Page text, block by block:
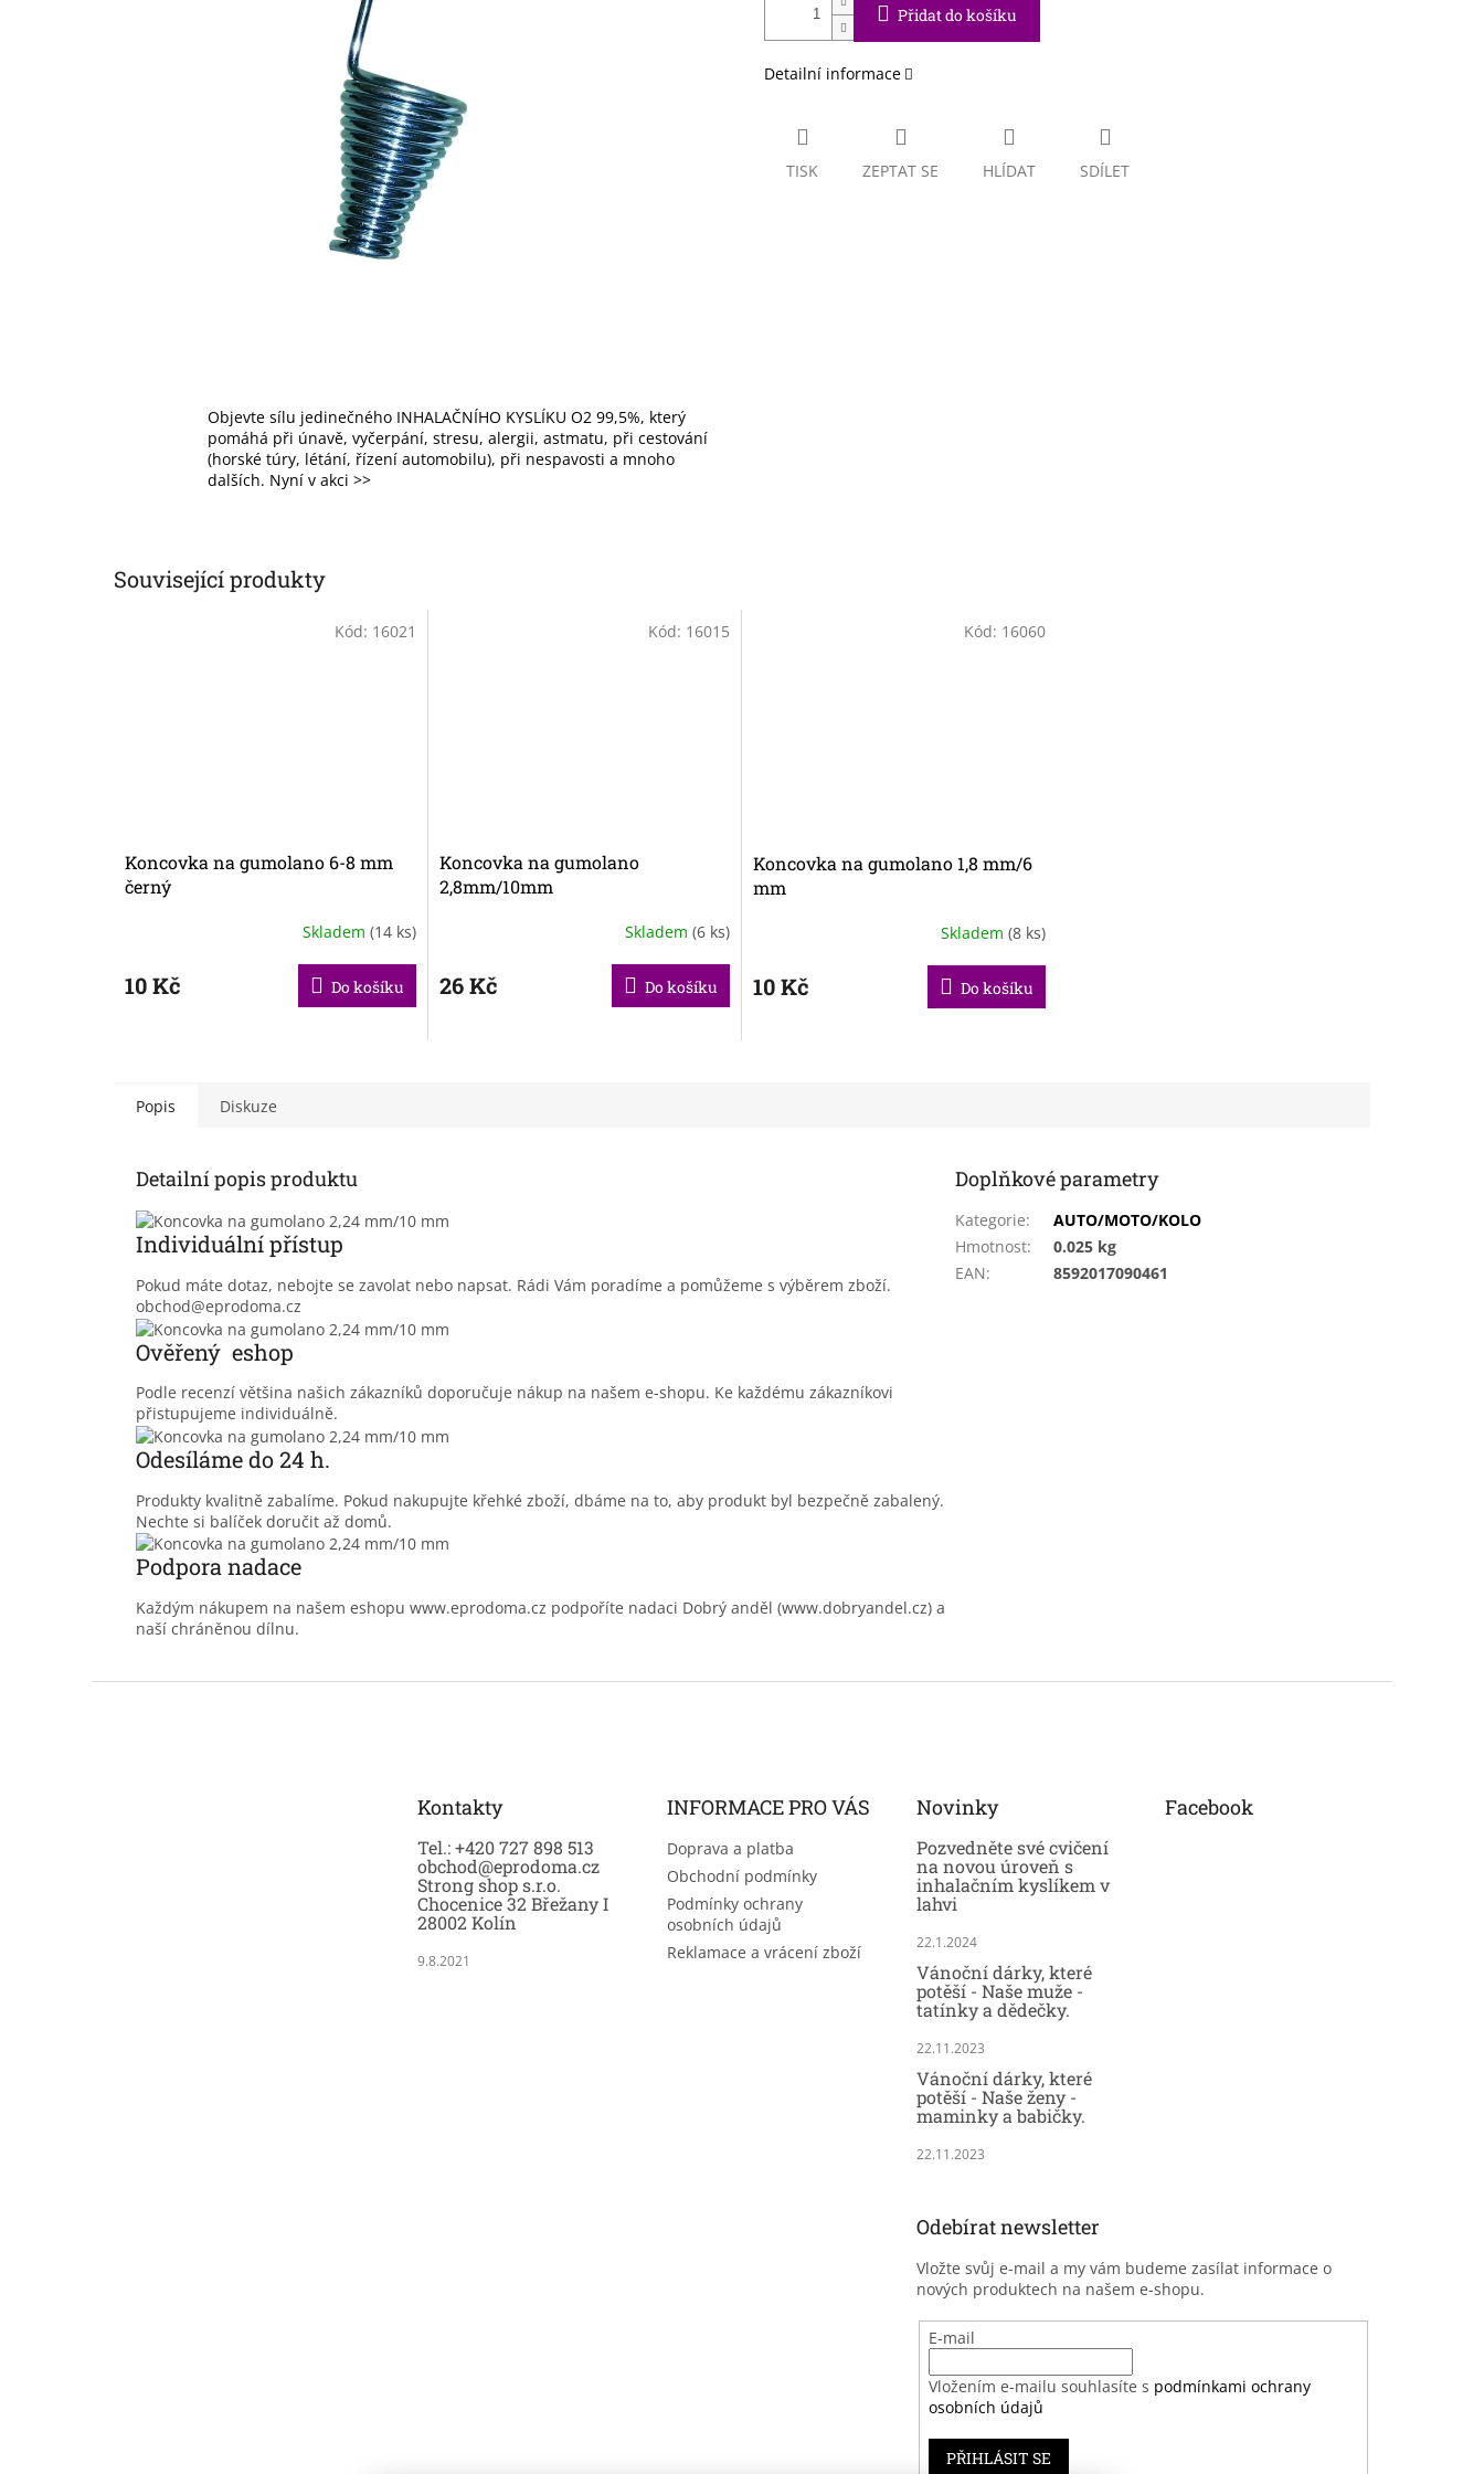
Přidat do košíku
Detailní informace
TISK ZEPTAT SE HLÍDAT SDÍLET
Objevte sílu jedinečného INHALAČNÍHO KYSLÍKU O2 99,5%, který
pomáhá při únavě, vyčerpání, stresu, alergii, astmatu, při cestování
(horské túry, létání, řízení automobilu), při nespavosti a mnoho
dalších. Nyní v akci >>
Související produkty
Koncovka na gumolano 6-8 mm
černý
Skladem (14 ks)
10 Kč Do košíku
Kód: 16021
Koncovka na gumolano
2,8mm/10mm
Skladem (6 ks)
26 Kč Do košíku
Kód: 16015
Koncovka na gumolano 1,8 mm/6
mm
Skladem (8 ks)
10 Kč Do košíku
Kód: 16060
Popis Diskuze
Detailní popis produktu
Individuální přístup
Pokud máte dotaz, nebojte se zavolat nebo napsat. Rádi Vám poradíme a pomůžeme s výběrem zboží.
obchod@eprodoma.cz
Ověřený eshop
Podle recenzí většina našich zákazníků doporučuje nákup na našem e-shopu. Ke každému zákazníkovi
přistupujeme individuálně.
Odesíláme do 24 h.
Produkty kvalitně zabalíme. Pokud nakupujte křehké zboží, dbáme na to, aby produkt byl bezpečně zabalený.
Nechte si balíček doručit až domů.
Podpora nadace
Každým nákupem na našem eshopu www.eprodoma.cz podpoříte nadaci Dobrý anděl (www.dobryandel.cz) a
naší chráněnou dílnu.
Doplňkové parametry
Kategorie:
AUTO/MOTO/KOLO
Hmotnost:
0.025 kg
EAN: 8592017090461
Kontakty
Tel.: +420 727 898 513
obchod@eprodoma.cz
Strong shop s.r.o.
Chocenice 32 Břežany I
28002 Kolín
9.8.2021
INFORMACE PRO VÁS
Doprava a platba
Obchodní podmínky
Podmínky ochrany
osobních údajů
Reklamace a vrácení zboží
Novinky
Pozvedněte své cvičení
na novou úroveň s
inhalačním kyslíkem v
lahvi
22.1.2024
Vánoční dárky, které
potěší - Naše muže -
tatínky a dědečky.
22.11.2023
Vánoční dárky, které
potěší - Naše ženy -
maminky a babičky.
22.11.2023
Facebook
Odebírat newsletter
Vložte svůj e-mail a my vám budeme zasílat informace o
nových produktech na našem e-shopu.
E-mail
Vložením e-mailu souhlasíte s podmínkami ochrany
osobních údajů
PŘIHLÁSIT SE